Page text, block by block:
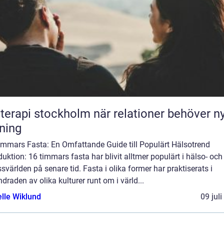
stockholm när relationer behöver ny
Fasta: En Omfattande Guide till Populärt Hälsotrend
16 timmars fasta har blivit alltmer populärt i hälso- och
på senare tid. Fasta i olika former har praktiserats i
av olika kulturer runt om i värld...
Wiklund
09 juli